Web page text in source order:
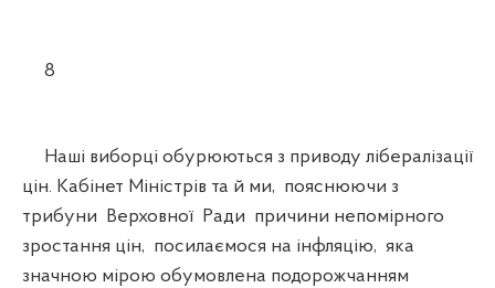
8
Наші виборці обурюються з приводу лібералізації
цін. Кабінет Міністрів та й ми, пояснюючи з
трибуни Верховної Ради причини непомірного
зростання цін, посилаємося на інфляцію, яка
значною мірою обумовлена подорожчанням